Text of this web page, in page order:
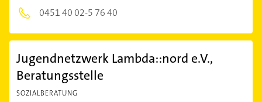
0451 40 02-5 76 40
Jugendnetzwerk Lambda::nord e.V.,
Beratungsstelle
SOZIALBERATUNG